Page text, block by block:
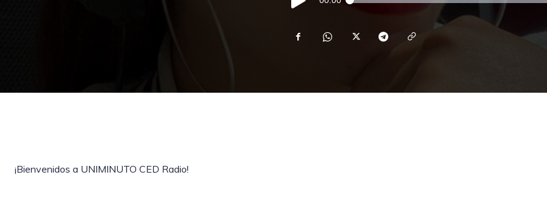
de
¡Bienvenidos a UNIMINUTO CED Radio!